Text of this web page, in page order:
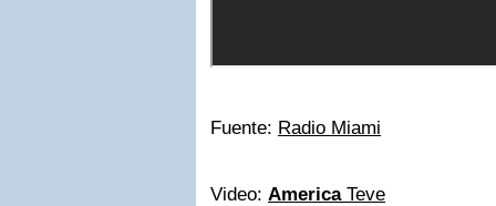
Fuente: Radio Miami
Video: AmericaTeve